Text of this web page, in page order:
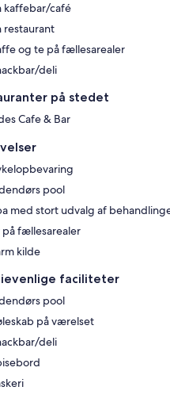
kaffebar/café
restaurant
og te på fællesarealer
deli
på stedet
Cafe & Bar
pool
med stort udvalg af
på fællesarealer
kilde
faciliteter
pool
på værelset
deli